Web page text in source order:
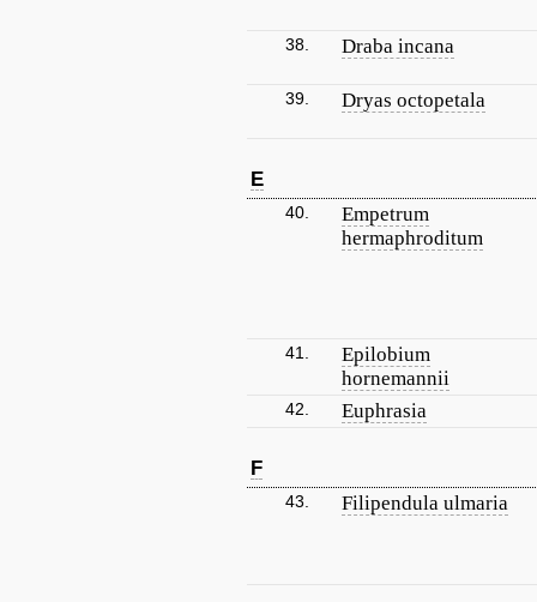
38. Draba incana
39. Dryas octopetala
E
40.
Empetrum
hermaphroditum
41.
Epilobium
hornemannii
42. Euphrasia
F
43. Filipendula ulmaria